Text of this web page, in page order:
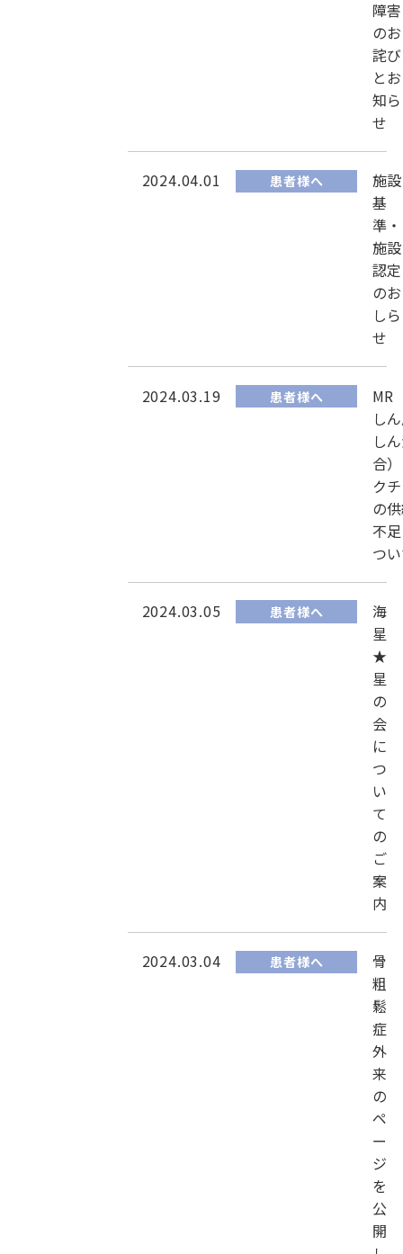
障害
のお
詫び
とお
知ら
せ
2024.04.01 患者様へ
施設
基
準・
施設
認定
のお
しら
せ
2024.03.19 患者様へ
MR
し
し
合
ク
の
不
つ
2024.03.05 患者様へ
海
星
★
星
の
会
に
つ
い
て
の
ご
案
内
2024.03.04 患者様へ
骨
粗
鬆
症
外
来
の
ペ
ー
ジ
を
公
開